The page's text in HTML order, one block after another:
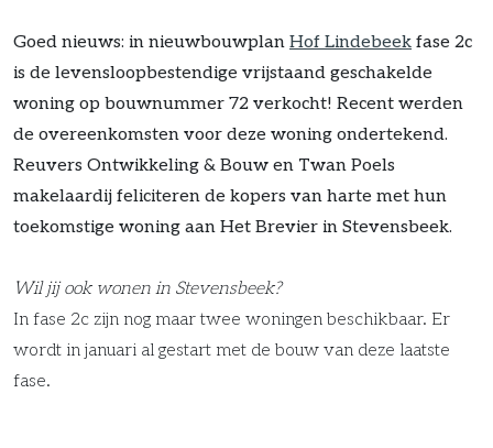
Goed nieuws: in nieuwbouwplan Hof Lindebeek fase 2c
is de levensloopbestendige vrijstaand geschakelde
woning op bouwnummer 72 verkocht! Recent werden
de overeenkomsten voor deze woning ondertekend.
Reuvers Ontwikkeling & Bouw en Twan Poels
makelaardij feliciteren de kopers van harte met hun
toekomstige woning aan Het Brevier in Stevensbeek.
Wil jij ook wonen in Stevensbeek?
In fase 2c zijn nog maar twee woningen beschikbaar. Er
wordt in januari al gestart met de bouw van deze laatste
fase.